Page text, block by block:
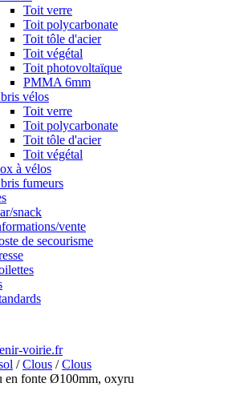
Toit verre
Toit polycarbonate
Toit tôle d'acier
Toit végétal
Toit photovoltaïque
PMMA 6mm
vélos
Toit verre
Toit polycarbonate
Toit tôle d'acier
Toit végétal
à vélos
fumeurs
snack
vente
de secourisme
voirie.fr
/Clous /Clous
en fonte Ø100mm, oxyru